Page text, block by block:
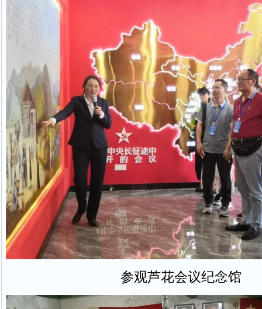
参观芦花会议纪念馆